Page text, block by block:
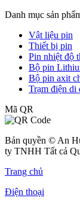
Danh mục sản
Vật liệu pin
Thiết bị pin
Pin nhiệt độ
Bộ pin
Bộ pin axit
Trạm điện di
Mã QR
Bản quyền © An
ty TNHH Tất cả
Trang chủ
Điện thoại